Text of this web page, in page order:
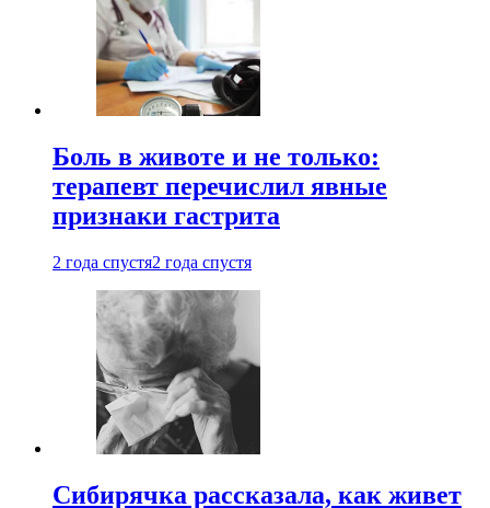
Боль в животе и не только:
терапевт перечислил явные
признаки гастрита
2 года спустя2 года спустя
Сибирячка рассказала, как живет